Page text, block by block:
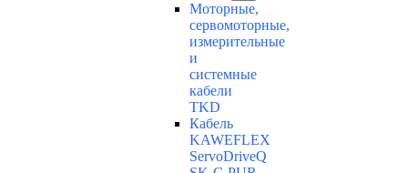
Моторные,
сервомоторные,
измерительные
и
системные
кабели
TKD
Кабель
KAWEFLEX
ServoDriveQ